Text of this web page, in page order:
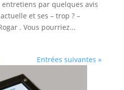
entretiens par quelques avis
et ses – trop ? –
. Vous pourriez...
Entrées suivantes »